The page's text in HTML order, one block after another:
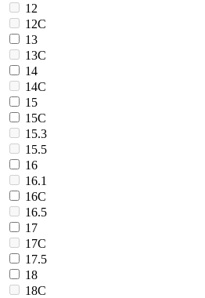
12
12C
13
13C
14
14C
15
15C
15.3
15.5
16
16.1
16C
16.5
17
17C
17.5
18
18C